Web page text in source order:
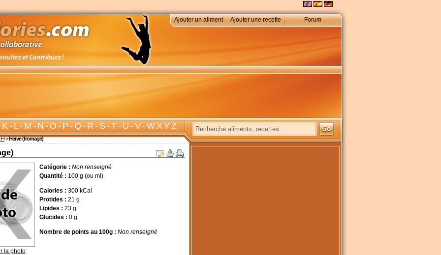
Ajouter un aliment Ajouter une recette Forum
K-L-M-N-O-P-Q-R-S-T-U-V-W X Y Z
H>Herve (fromage)
la photo
Catégorie : Non renseigné
Quantité : 100 g (ou ml)
Calories : 300 kCal
Protides : 21 g
Lipides : 23 g
Glucides : 0 g
Nombre de points au 100g : Non renseigné